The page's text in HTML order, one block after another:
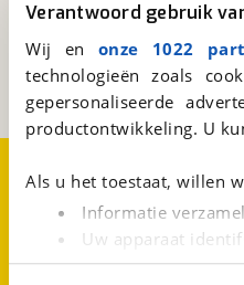
Verantwoord gebruik
Wij en onze 1022
technologieën zoals
gepersonaliseerde
productontwikkeling. U
Als u het toestaat, willen
Informatie
Uw apparaat
Lees meer over hoe uw
Kosterijland
3981 AJ
Bunnik
Een initiatief van
BOVAG
CookievoorkeurenVacatures